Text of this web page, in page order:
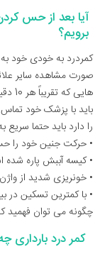
آیا بعد از حس
برویم؟
کمردرد به خودی خود
صورت مشاهده سایر
باید با پزشک خود
را دارد باید حتما سریع
• حرکت جنین خود را
• کیسه آببش پاره شده
• خونریزی شدید از
• با کمترین تسکین در
چگونه می توان فهمید
کمر درد بارداری